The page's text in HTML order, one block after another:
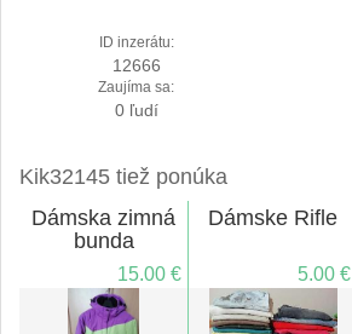
ID inzerátu:
12666
Zaujíma sa:
0 ľudí
Kik32145 tiež ponúka
Dámska zimná
bunda
15.00 €
Dámske Rifle
5.00 €